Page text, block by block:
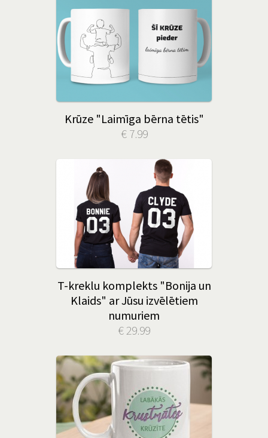
Krūze "Laimīga bērna tētis"
€ 7.99
T-kreklu komplekts "Bonija un
Klaids" ar Jūsu izvēlētiem
numuriem
€ 29.99